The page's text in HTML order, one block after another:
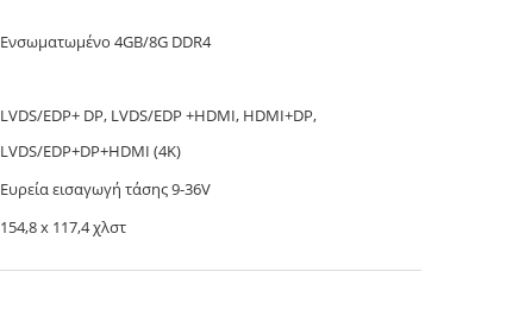
Ενσωματωμένο 4GB/8G DDR4
LVDS/EDP+ DP, LVDS/EDP +HDMI, HDMI+DP,
LVDS/EDP+DP+HDMI (4K)
Ευρεία εισαγωγή τάσης 9-36V
154,8 x 117,4 χλστ